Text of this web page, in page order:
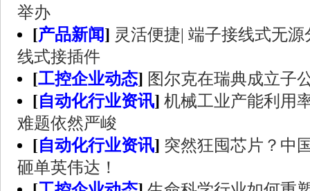
举办
[产品新闻] 灵活便捷| 端子接线式无
线式接插件
[工控企业动态] 图尔克在瑞典成立子
[自动化行业资讯] 机械工业产能利用
难题依然严峻
[自动化行业资讯] 突然狂囤芯片？中
砸单英伟达！